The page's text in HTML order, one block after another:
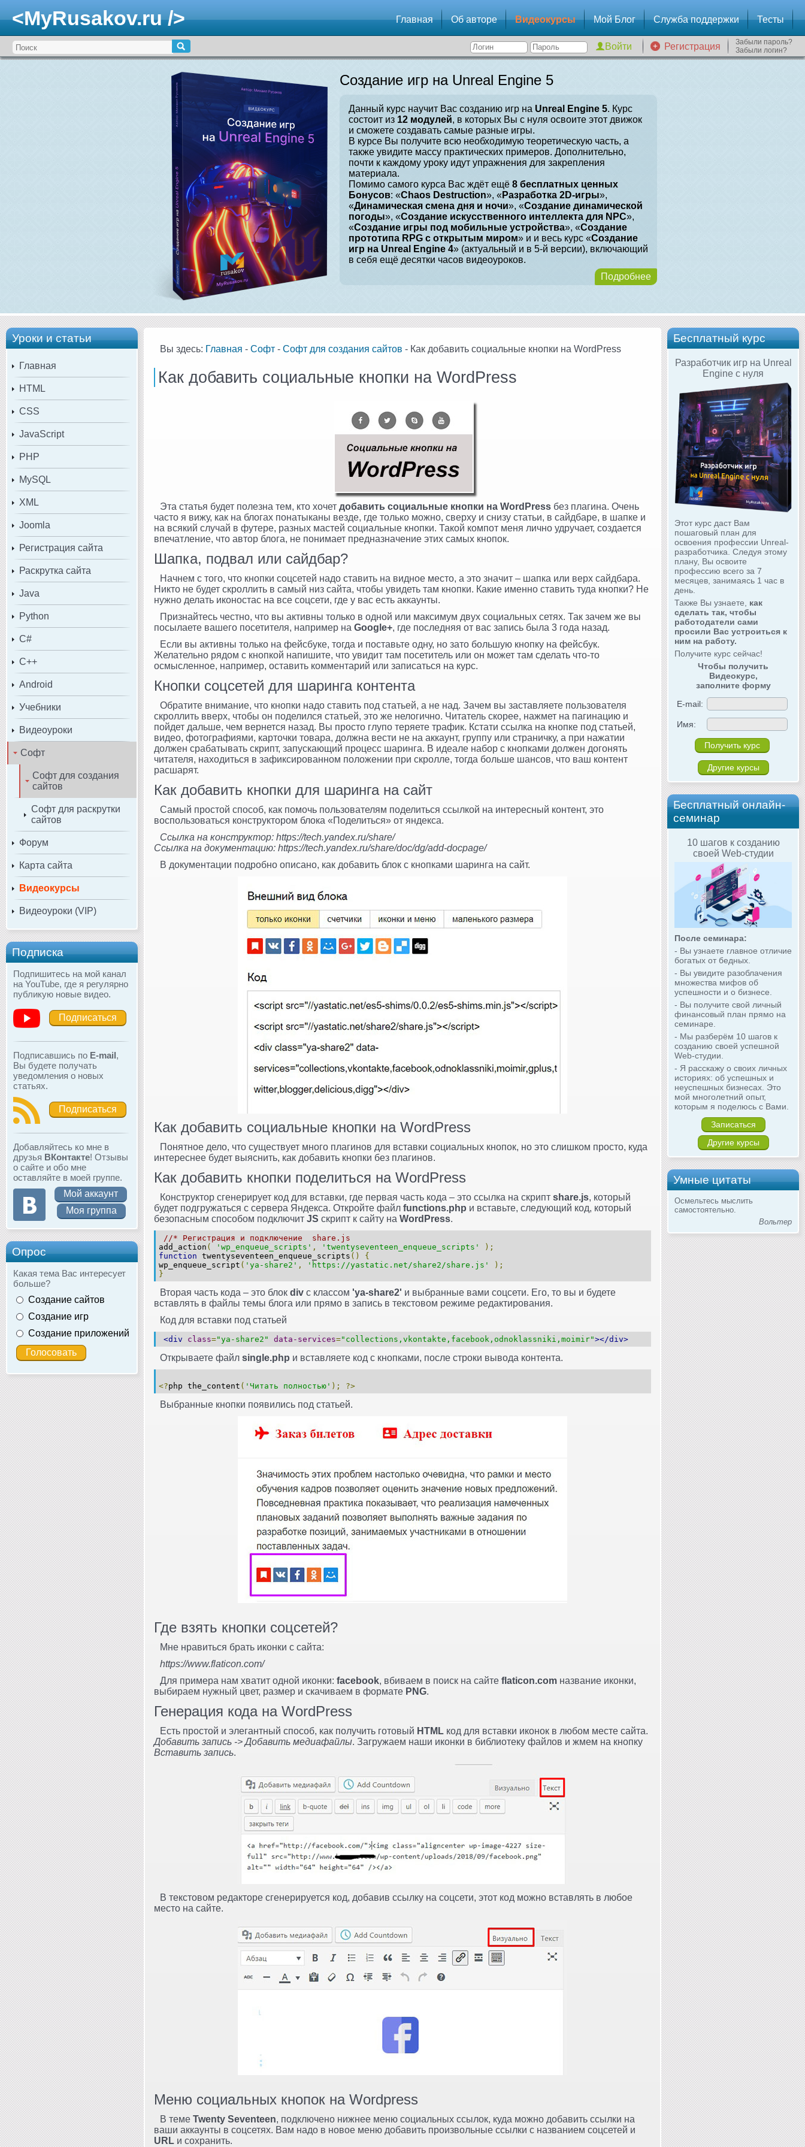
<MyRusakov.ru /> Главная Об авторе Видеокурсы Мой Блог Служба поддержки Тесты
Регистрация
Забыли пароль?
Забыли логин?
Создание игр на Unreal Engine 5
Данный курс научит Вас созданию игр на Unreal Engine 5. Курс
состоит из 12 модулей, в которых Вы с нуля освоите этот движок
и сможете создавать самые разные игры.
В курсе Вы получите всю необходимую теоретическую часть, а
также увидите массу практических примеров. Дополнительно,
почти к каждому уроку идут упражнения для закрепления
материала.
Помимо самого курса Вас ждёт ещё 8 бесплатных ценных
Бонусов: «Chaos Destruction», « Разработка 2D-игры»,
«Динамическая смена дня и ночи», «Создание динамической
погоды», «Создание искусственного интеллекта для NPC»,
«Создание игры под мобильные устройства», «Создание
прототипа RPG с открытым миром» и и весь курс «Создание
игр на Unreal Engine 4» (актуальный и в 5-й версии), включающий
в себя ещё десятки часов видеоуроков.
Подробнее
Уроки и статьи
Главная
HTML
CSS
JavaScript
PHP
MySQL
XML
Joomla
Регистрация сайта
Раскрутка сайта
Java
Python
C#
C++
Android
Учебники
Видеоуроки
Софт
Софт для создания
сайтов
Софт для раскрутки
сайтов
Форум
Карта сайта
Видеокурсы
Видеоуроки (VIP)
Подписка
Подпишитесь на мой канал
на YouTube, где я регулярно
публикую новые видео.
Подписаться
Подписавшись по E-mail,
Вы будете получать
уведомления о новых
статьях.
Подписаться
Добавляйтесь ко мне в
друзья ВКонтакте! Отзывы
о сайте и обо мне
оставляйте в моей группе.
Мой аккаунт
Моя группа
Опрос
Какая тема Вас интересует
больше?
Создание сайтов
Создание игр
Создание приложений
Бесплатный курс
Разработчик игр на Unreal
Engine с нуля
Этот курс даст Вам
пошаговый план для
освоения профессии Unreal-
разработчика. Следуя этому
плану, Вы освоите
профессию всего за 7
месяцев, занимаясь 1 час в
день.
Также Вы узнаете, как
сделать так, чтобы
работодатели сами
просили Вас устроиться к
ним на работу.
Получите курс сейчас!
Чтобы получить
Видеокурс,
заполните форму
E-mail:
Имя:
Другие курсы
Бесплатный онлайн-
семинар
10 шагов к созданию
своей Web-студии
После семинара:
- Вы узнаете главное отличие
богатых от бедных.
- Вы увидите разоблачения
множества мифов об
успешности и о бизнесе.
- Вы получите свой личный
финансовый план прямо на
семинаре.
- Мы разберём 10 шагов к
созданию своей успешной
Web-студии.
- Я расскажу о своих личных
историях: об успешных и
неуспешных бизнесах. Это
мой многолетний опыт,
которым я поделюсь с Вами.
Записаться
Другие курсы
Умные цитаты
Осмельтесь мыслить
самостоятельно.
Вольтер
Вы здесь: Главная - Софт - Софт для создания сайтов - Как добавить социальные кнопки на WordPress
Как добавить социальные кнопки на WordPress
Эта статья будет полезна тем, кто хочет добавить социальные кнопки на WordPress без плагина. Очень
часто я вижу, как на блогах понатыканы везде, где только можно, сверху и снизу статьи, в сайдбаре, в шапке и
на всякий случай в футере, разных мастей социальные кнопки. Такой компот меня лично удручает, создается
впечатление, что автор блога, не понимает предназначение этих самых кнопок.
Шапка, подвал или сайдбар?
Начнем с того, что кнопки соцсетей надо ставить на видное место, а это значит – шапка или верх сайдбара.
Никто не будет скроллить в самый низ сайта, чтобы увидеть там кнопки. Какие именно ставить туда кнопки? Не
нужно делать иконостас на все соцсети, где у вас есть аккаунты.
Признайтесь честно, что вы активны только в одной или максимум двух социальных сетях. Так зачем же вы
посылаете вашего посетителя, например на Google+, где последняя от вас запись была 3 года назад.
Если вы активны только на фейсбуке, тогда и поставьте одну, но зато большую кнопку на фейсбук.
Желательно рядом с кнопкой напишите, что увидит там посетитель или он может там сделать что-то
осмысленное, например, оставить комментарий или записаться на курс.
Кнопки соцсетей для шаринга контента
Обратите внимание, что кнопки надо ставить под статьей, а не над. Зачем вы заставляете пользователя
скроллить вверх, чтобы он поделился статьей, это же нелогично. Читатель скорее, нажмет на пагинацию и
пойдет дальше, чем вернется назад. Вы просто глупо теряете трафик. Кстати ссылка на кнопке под статьей,
видео, фотографиями, карточки товара, должна вести не на аккаунт, группу или страничку, а при нажатии
должен срабатывать скрипт, запускающий процесс шаринга. В идеале набор с кнопками должен догонять
читателя, находиться в зафиксированном положении при скролле, тогда больше шансов, что ваш контент
расшарят.
Как добавить кнопки для шаринга на сайт
Самый простой способ, как помочь пользователям поделиться ссылкой на интересный контент, это
воспользоваться конструктором блока «Поделиться» от яндекса.
Ссылка на конструктор: https://tech.yandex.ru/share/
Ссылка на документацию: https://tech.yandex.ru/share/doc/dg/add-docpage/
В документации подробно описано, как добавить блок с кнопками шаринга на сайт.
Как добавить социальные кнопки на WordPress
Понятное дело, что существует много плагинов для вставки социальных кнопок, но это слишком просто, куда
интереснее будет выяснить, как добавить кнопки без плагинов.
Как добавить кнопки поделиться на WordPress
Конструктор сгенерирует код для вставки, где первая часть кода – это ссылка на скрипт share.js, который
будет подгружаться с сервера Яндекса. Откройте файл functions.php и вставьте, следующий код, который
безопасным способом подключит JS скрипт к сайту на WordPress.
//* Регистрация и подключение share.js
add_action ( 'wp_enqueue_scripts' , 'twentyseventeen_enqueue_scripts'
);
function twentyseventeen_enqueue_scripts ()
{
wp_enqueue_script ( 'ya-share2' , 'https://yastatic.net/share2/share.js'
);
}
Вторая часть кода – это блок div с классом 'ya-share2' и выбранные вами соцсети. Его, то вы и будете
вставлять в файлы темы блога или прямо в запись в текстовом режиме редактирования.
Код для вставки под статьей
<div class="ya-share2" data-services="collections,vkontakte,facebook,odnoklassniki,moimir"></div>
Открываете файл single.php и вставляете код с кнопками, после строки вывода контента.
<?php the_content ( 'Читать полностью' ); ?>
Выбранные кнопки появились под статьей.
Где взять кнопки соцсетей?
Мне нравиться брать иконки с сайта:
https://www.flaticon.com/
Для примера нам хватит одной иконки: facebook, вбиваем в поиск на сайте flaticon.com название иконки,
выбираем нужный цвет, размер и скачиваем в формате PNG.
Генерация кода на WordPress
Есть простой и элегантный способ, как получить готовый HTML код для вставки иконок в любом месте сайта.
Добавить запись -> Добавить медиафайлы. Загружаем наши иконки в библиотеку файлов и жмем на кнопку
Вставить запись.
В текстовом редакторе сгенерируется код, добавив ссылку на соцсети, этот код можно вставлять в любое
место на сайте.
Меню социальных кнопок на Wordpress
В теме Twenty Seventeen, подключено нижнее меню социальных ссылок, куда можно добавить ссылки на
ваши аккаунты в соцсетях. Вам надо в новое меню добавить произвольные ссылки с названием соцсетей и
URL и сохранить.